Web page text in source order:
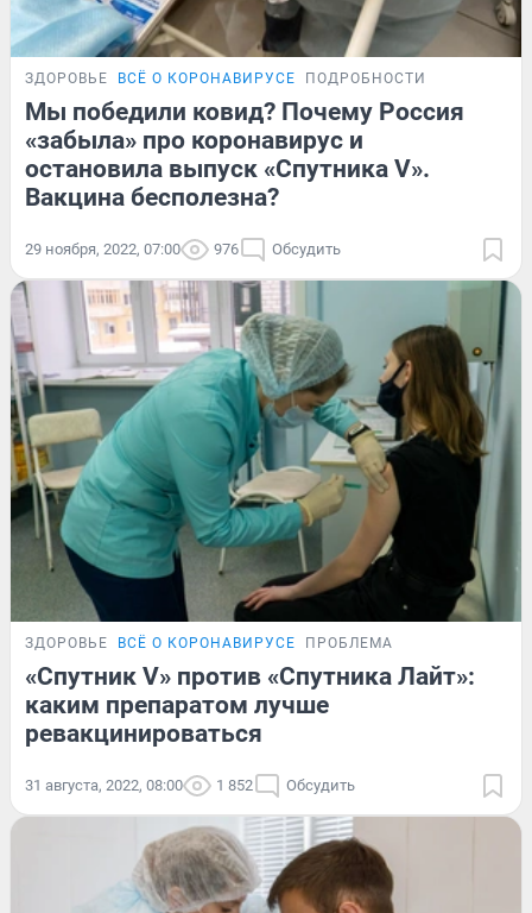
ЗДОРОВЬЕ ВСЁ О КОРОНАВИРУСЕ ПОДРОБНОСТИ
Мы победили ковид? Почему Россия
«забыла» про коронавирус и
остановила выпуск «Спутника V».
Вакцина бесполезна?
29 ноября, 2022, 07:00 976 Обсудить
ЗДОРОВЬЕ ВСЁ О КОРОНАВИРУСЕ ПРОБЛЕМА
«Спутник V» против «Спутника Лайт»:
каким препаратом лучше
ревакцинироваться
31 августа, 2022, 08:00 1 852 Обсудить